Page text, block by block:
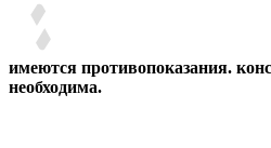
имеются противопоказания.
необходима.